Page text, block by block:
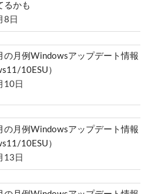
るかも
8日
の月例Windowsアップデート情報
10ESU）
10日
の月例Windowsアップデート情報
10ESU）
13日